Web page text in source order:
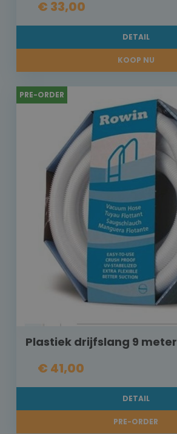
€ 33,00
DETAIL
KOOP NU
PRE-ORDER
Plastiek drijfslang 9 meter
€ 41,00
DETAIL
PRE-ORDER